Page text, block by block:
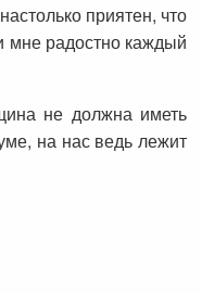
приятен, что
мне радостно каждый
не должна иметь
на нас ведь лежит